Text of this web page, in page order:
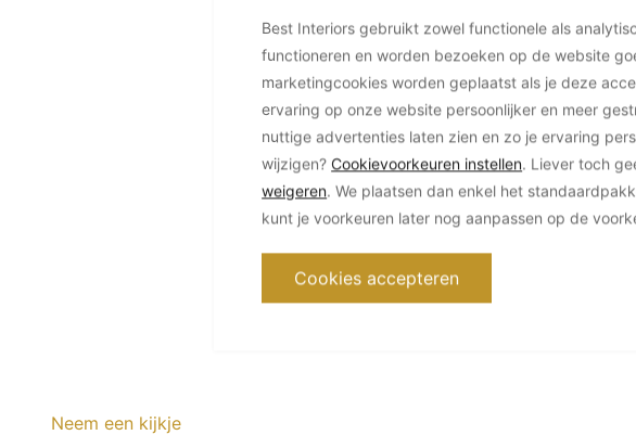
Neem een kijkje
Best Interiors gebruikt zowel functionele als
functioneren en worden bezoeken op de website
marketingcookies worden geplaatst als je deze
ervaring op onze website persoonlijker en meer
nuttige advertenties laten zien en zo je ervaring
wijzigen? Cookievoorkeuren instellen. Liever toch
weigeren. We plaatsen dan enkel het
kunt je voorkeuren later nog aanpassen op de
Cookies accepteren